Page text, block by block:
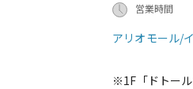
営業時間
アリオモール/
※1F「ドトー